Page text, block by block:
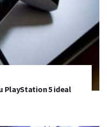
PlayStation 5 ideal